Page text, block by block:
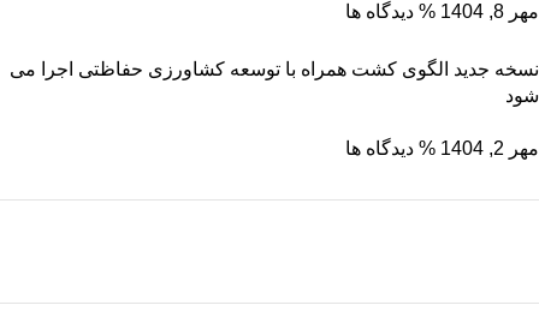
مهر 8, 1404 % دیدگاه ها
نسخه جدید الگوی کشت همراه با توسعه کشاورزی حفاظتی اجرا می
شود
مهر 2, 1404 % دیدگاه ها